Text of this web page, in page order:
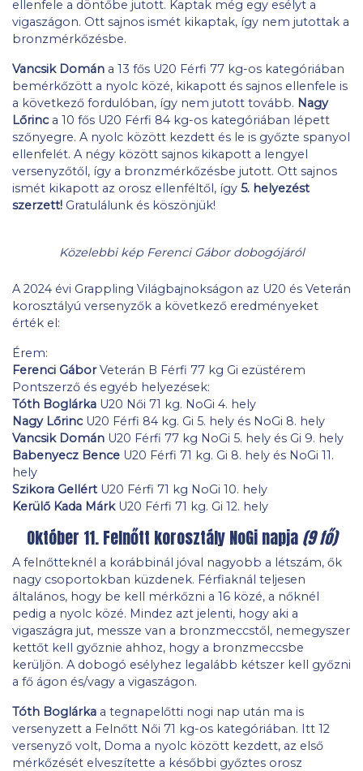
ellenfele a döntőbe jutott. Kaptak még egy esélyt a
vigaszágon. Ott sajnos ismét kikaptak, így nem jutottak a
bronzmérkőzésbe.
Vancsik Domán a 13 fős U20 Férfi 77 kg-os kategóriában
bemérkőzött a nyolc közé, kikapott és sajnos ellenfele is
a következő fordulóban, így nem jutott tovább. Nagy
Lőrinca 10 fős U20 Férfi 84 kg-os kategóriában lépett
szőnyegre. A nyolc között kezdett és le is győzte spanyol
ellenfelét. A négy között sajnos kikapott a lengyel
versenyzőtől, így a bronzmérkőzésbe jutott. Ott sajnos
ismét kikapott az orosz ellenféltől, így 5. helyezést
szerzett! Gratulálunk és köszönjük!
Közelebbi kép Ferenci Gábor dobogójáról
A 2024 évi Grappling Világbajnokságon az U20 és Veterán
korosztályú versenyzők a következő eredményeket
érték el:
Érem:
Ferenci GáborVeterán B Férfi 77 kg Gi ezüstérem
Pontszerző és egyéb helyezések:
Tóth Boglárka U20 Női 71 kg. NoGi 4. hely
Nagy LőrincU20 Férfi 84 kg. Gi 5. hely és NoGi 8. hely
Vancsik Domán U20 Férfi 77 kg NoGi 5. hely és Gi 9. hely
Babenyecz Bence U20 Férfi 71 kg. Gi 8. hely és NoGi 11.
hely
Szikora GellértU20 Férfi 71 kg NoGi 10. hely
Kerülő Kada MárkU20 Férfi 71 kg. Gi 12. hely
Október 11. Felnőtt korosztály NoGi napja(9 fő)
A felnőtteknél a korábbinál jóval nagyobb a létszám, ők
nagy csoportokban küzdenek. Férfiaknál teljesen
általános, hogy be kell mérkőzni a 16 közé, a nőknél
pedig a nyolc közé. Mindez azt jelenti, hogy aki a
vigaszágra jut, messze van a bronzmeccstől, nemegyszer
kettőt kell győznie ahhoz, hogy a bronzmeccsbe
kerüljön. A dobogó esélyhez legalább kétszer kell győzni
a fő ágon és/vagy a vigaszágon.
Tóth Boglárka a tegnapelőtti nogi nap után ma is
versenyzett a Felnőtt Női 71 kg-os kategóriában. Itt 12
versenyző volt, Doma a nyolc között kezdett, az első
mérkőzését elveszítette a későbbi győztes orosz